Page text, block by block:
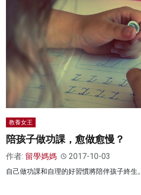
教養女王
陪孩子做功課，愈做愈慢？
作者: 留學媽媽 2017-10-03
自己做功課和自理的好習慣將陪伴孩子終生。